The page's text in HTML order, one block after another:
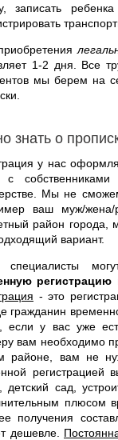
записать
1-2 дня. Все
мы берем на
знать о
у нас
с
Мы не
ваш муж/
район
вариант.
специалисты
- это
гражданин
если у вас уже
вам необходимо
районе, вам не
регистрацией
детский сад,
плюсом
получения
дешевле.